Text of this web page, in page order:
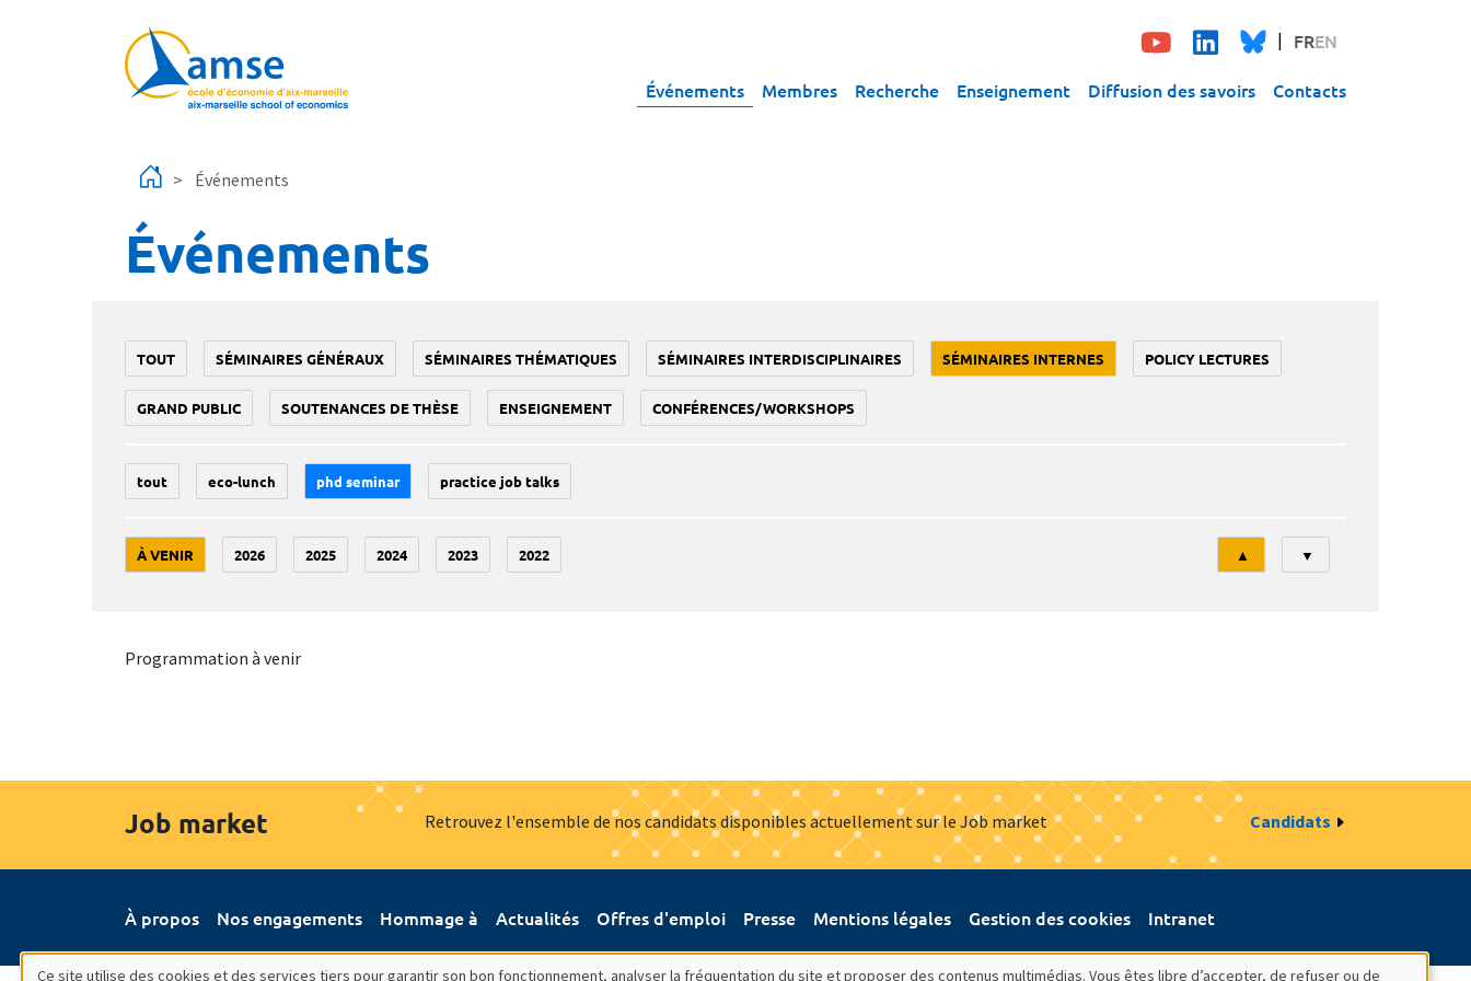
FREN
Événements Membres Recherche Enseignement Diffusion des savoirs Contacts
Événements
Événements
TOUT SÉMINAIRES GÉNÉRAUX SÉMINAIRES THÉMATIQUES SÉMINAIRES INTERDISCIPLINAIRES SÉMINAIRES INTERNES POLICY LECTURES
GRAND PUBLIC SOUTENANCES DE THÈSE ENSEIGNEMENT CONFÉRENCES/WORKSHOPS
tout eco-lunch phd seminar practice job talks
À VENIR 2026 2025 2024 2023 2022
Tri
▲ ▼
Programmation à venir
Job market Retrouvez l'ensemble de nos candidats disponibles actuellement sur le Job market Candidats
À propos Nos engagements Hommage à Actualités Offres d'emploi Presse Mentions légales Gestion des cookies Intranet
Ce site utilise des cookies et des services tiers pour garantir son bon fonctionnement, analyser la fréquentation du site et proposer des contenus multimédias. Vous êtes libre d’accepter, de refuser ou de